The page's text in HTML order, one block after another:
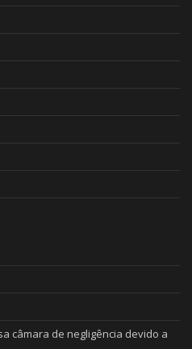
câmara de negligência devido a